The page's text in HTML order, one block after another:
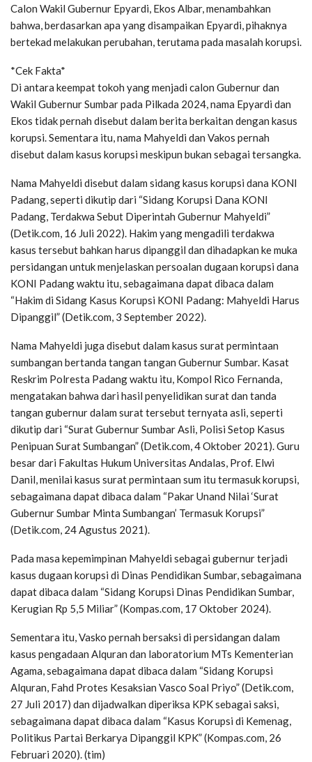
Calon Wakil Gubernur Epyardi, Ekos Albar, menambahkan
bahwa, berdasarkan apa yang disampaikan Epyardi, pihaknya
bertekad melakukan perubahan, terutama pada masalah korupsi.
*Cek Fakta*
Di antara keempat tokoh yang menjadi calon Gubernur dan
Wakil Gubernur Sumbar pada Pilkada 2024, nama Epyardi dan
Ekos tidak pernah disebut dalam berita berkaitan dengan kasus
korupsi. Sementara itu, nama Mahyeldi dan Vakos pernah
disebut dalam kasus korupsi meskipun bukan sebagai tersangka.
Nama Mahyeldi disebut dalam sidang kasus korupsi dana KONI
Padang, seperti dikutip dari “Sidang Korupsi Dana KONI
Padang, Terdakwa Sebut Diperintah Gubernur Mahyeldi”
(Detik.com, 16 Juli 2022). Hakim yang mengadili terdakwa
kasus tersebut bahkan harus dipanggil dan dihadapkan ke muka
persidangan untuk menjelaskan persoalan dugaan korupsi dana
KONI Padang waktu itu, sebagaimana dapat dibaca dalam
“Hakim di Sidang Kasus Korupsi KONI Padang: Mahyeldi Harus
Dipanggil” (Detik.com, 3 September 2022).
Nama Mahyeldi juga disebut dalam kasus surat permintaan
sumbangan bertanda tangan tangan Gubernur Sumbar. Kasat
Reskrim Polresta Padang waktu itu, Kompol Rico Fernanda,
mengatakan bahwa dari hasil penyelidikan surat dan tanda
tangan gubernur dalam surat tersebut ternyata asli, seperti
dikutip dari “Surat Gubernur Sumbar Asli, Polisi Setop Kasus
Penipuan Surat Sumbangan” (Detik.com, 4 Oktober 2021). Guru
besar dari Fakultas Hukum Universitas Andalas, Prof. Elwi
Danil, menilai kasus surat permintaan sum itu termasuk korupsi,
sebagaimana dapat dibaca dalam “Pakar Unand Nilai ‘Surat
Gubernur Sumbar Minta Sumbangan’ Termasuk Korupsi”
(Detik.com, 24 Agustus 2021).
Pada masa kepemimpinan Mahyeldi sebagai gubernur terjadi
kasus dugaan korupsi di Dinas Pendidikan Sumbar, sebagaimana
dapat dibaca dalam “Sidang Korupsi Dinas Pendidikan Sumbar,
Kerugian Rp 5,5 Miliar” (Kompas.com, 17 Oktober 2024).
Sementara itu, Vasko pernah bersaksi di persidangan dalam
kasus pengadaan Alquran dan laboratorium MTs Kementerian
Agama, sebagaimana dapat dibaca dalam “Sidang Korupsi
Alquran, Fahd Protes Kesaksian Vasco Soal Priyo” (Detik.com,
27 Juli 2017) dan dijadwalkan diperiksa KPK sebagai saksi,
sebagaimana dapat dibaca dalam “Kasus Korupsi di Kemenag,
Politikus Partai Berkarya Dipanggil KPK” (Kompas.com, 26
Februari 2020). (tim)